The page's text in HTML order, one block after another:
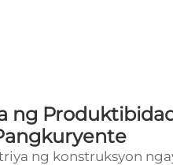
ng
ng konstruksyon